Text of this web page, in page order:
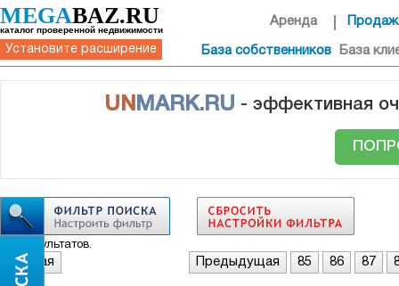
MEGABAZ.RU
каталог проверенной недвижимости
Установите расширение
Аренда
База собственников База
UN MARK.RU - эффективная
Нет результатов.
Первая Предыдущая 85 86 87